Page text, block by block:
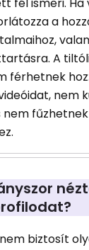
a
A
férhetnek
nem
nem
biztosít